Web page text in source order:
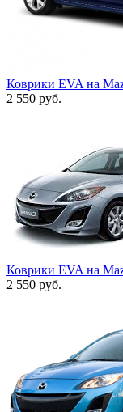
Коврики EVA на
2 550 руб.
Коврики EVA на
2 550 руб.